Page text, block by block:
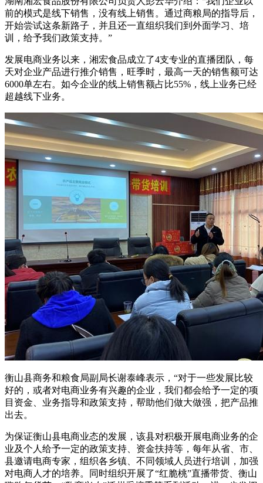
前的模式是线下销售，没有线上销售。通过商粮局的指导后，
开始尝试这条新路子，并且还一直组织我们到外面学习、培
训，给予我们政策支持。”
发展电商业务以来，湘宏食品成立了4支专业的直播团队，每
天对企业产品进行推介销售，旺季时，最高一天的销售额可达
6000单左右。如今企业的线上销售额占比55%，线上业务已经
超越线下业务。
衡山县商务和粮食局副局长谢泰峰表示，“对于一些发展比较
好的，或者对电商业务有兴趣的企业，我们都会给予一定的项
目资金、业务指导和政策支持，帮助他们做大做强，把产品推
出去。
为保证衡山县电商业态的发展，该县对积极开展电商业务的企
业及个人给予一定的政策支持、资金扶持等，每年从省、市、
县邀请电商专家，组织各乡镇、不同领域人员进行培训，加强
对电商人才的培养。同时组织开展了“红脆桃”直播带货、衡山